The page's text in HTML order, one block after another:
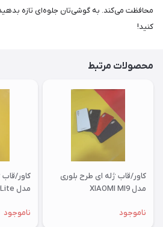
محافظت می‌کند. به گوشی‌تان جلوه‌ای تازه
کنید!
محصولات مرتبط
کاور/قاب ژله ای طرح بلوری
مدل XIAOMI MI9
ناموجود
کاور/
مدل XIAOMI MI9Lite
ناموجود